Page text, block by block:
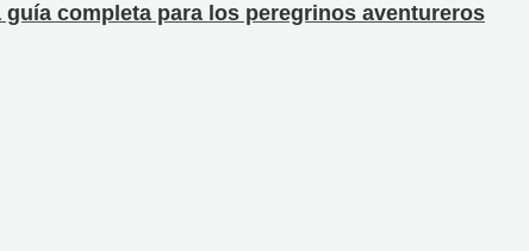
completa para los peregrinos aventureros